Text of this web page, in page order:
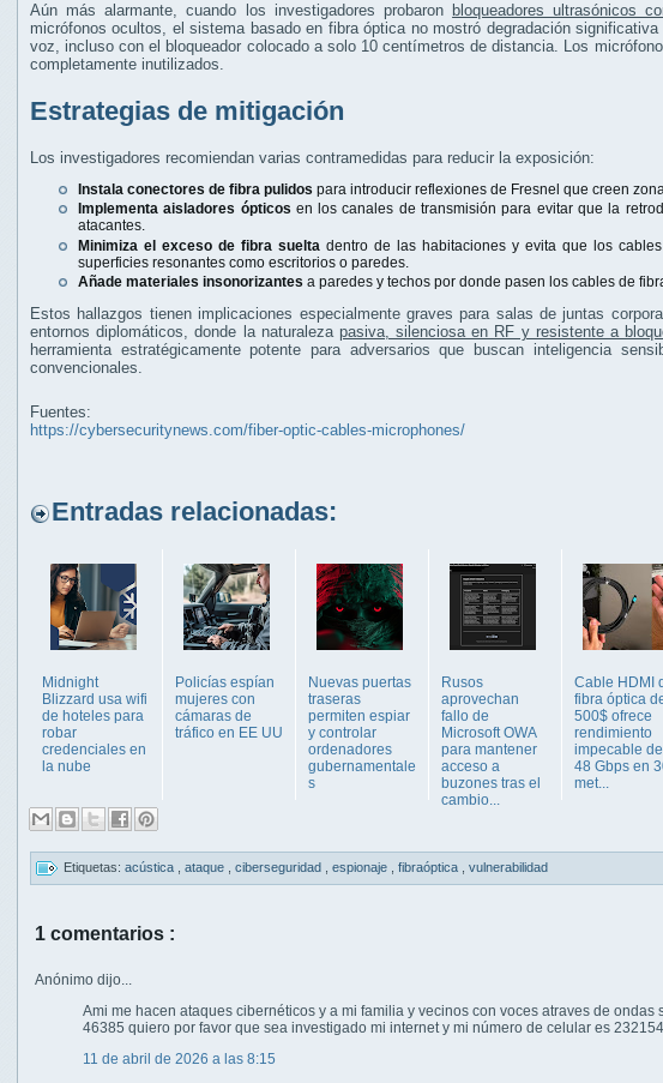
Aún más alarmante, cuando los investigadores probaron bloqueadores ultrasónicos
micrófonos ocultos, el sistema basado en fibra óptica no mostró degradación
voz, incluso con el bloqueador colocado a solo 10 centímetros de distancia. Los
completamente inutilizados.
Estrategias de mitigación
Los investigadores recomiendan varias contramedidas para reducir la exposición:
Instala conectores de fibra pulidos para introducir reflexiones de Fresnel que creen
Implementa aisladores ópticos en los canales de transmisión para evitar que la
atacantes.
Minimiza el exceso de fibra suelta dentro de las habitaciones y evita que los
superficies resonantes como escritorios o paredes.
Añade materiales insonorizantes a paredes y techos por donde pasen los cables de
Estos hallazgos tienen implicaciones especialmente graves para salas de juntas
entornos diplomáticos, donde la naturaleza pasiva, silenciosa en RF y resistente a
herramienta estratégicamente potente para adversarios que buscan inteligencia
convencionales.
Fuentes:
https://cybersecuritynews.com/fiber-optic-cables-microphones/
Entradas relacionadas:
Midnight
Blizzard usa wifi
de hoteles para
robar
credenciales en
la nube
Policías espían
mujeres con
cámaras de
tráfico en EE UU
Nuevas puertas
traseras
permiten espiar
y controlar
ordenadores
gubernamentale
s
Rusos
aprovechan
fallo de
Microsoft OWA
para mantener
acceso a
buzones tras el
cambio...
Cable HDMI
fibra óptica
500$ ofrece
rendimiento
impecable de
48 Gbps en
met...
Etiquetas: acústica ataque ciberseguridad espionaje fibraóptica vulnerabilidad
1 comentarios :
Anónimo dijo...
Ami me hacen ataques cibernéticos y a mi familia y vecinos con voces atraves de
46385 quiero por favor que sea investigado mi internet y mi número de celular es
11 de abril de 2026 a las 8:15